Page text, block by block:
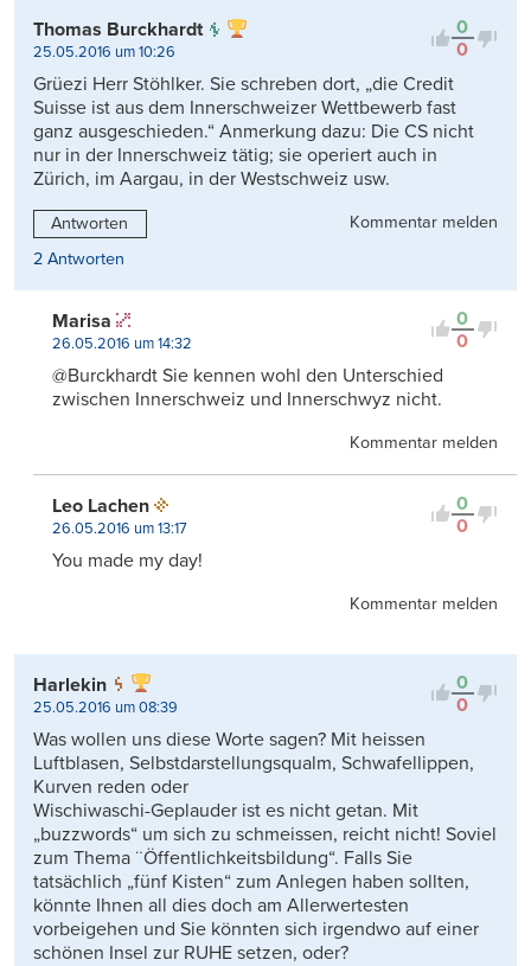
0
0
Thomas Burckhardt
25.05.2016 um 10:26
Grüezi Herr Stöhlker. Sie schreben dort, „die Credit
Suisse ist aus dem Innerschweizer Wettbewerb fast
ganz ausgeschieden.“ Anmerkung dazu: Die CS nicht
nur in der Innerschweiz tätig; sie operiert auch in
Zürich, im Aargau, in der Westschweiz usw.
Antworten
Kommentar melden
2 Antworten
0
0
Marisa
26.05.2016 um 14:32
@Burckhardt Sie kennen wohl den Unterschied
zwischen Innerschweiz und Innerschwyz nicht.
Kommentar melden
0
0
Leo Lachen
26.05.2016 um 13:17
You made my day!
Kommentar melden
0
0
Harlekin
25.05.2016 um 08:39
Was wollen uns diese Worte sagen? Mit heissen
Luftblasen, Selbstdarstellungsqualm, Schwafellippen,
Kurven reden oder
Wischiwaschi-Geplauder ist es nicht getan. Mit
„buzzwords“ um sich zu schmeissen, reicht nicht! Soviel
zum Thema ¨Öffentlichkeitsbildung“. Falls Sie
tatsächlich „fünf Kisten“ zum Anlegen haben sollten,
könnte Ihnen all dies doch am Allerwertesten
vorbeigehen und Sie könnten sich irgendwo auf einer
schönen Insel zur RUHE setzen, oder?